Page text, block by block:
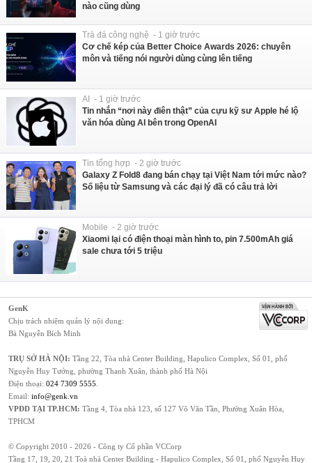
nào cũng dùng
Trà đá công nghệ - 1 giờ trước
Cơ chế kép của Better Choice Awards 2026: chuyên
môn và tiếng nói người dùng cùng lên tiếng
AI - 1 giờ trước
Tin nhắn “nơi này điên thật” của cựu kỹ sư Apple hé lộ
văn hóa dùng AI bên trong OpenAI
Tin tổng hợp - 2 giờ trước
Galaxy Z Fold8 đang bán chạy tại Việt Nam tới mức nào?
Số liệu từ Samsung và các đại lý đã có câu trả lời
Mobile - 2 giờ trước
Xiaomi lại có điện thoại màn hình to, pin 7.500mAh giá
sale chưa tới 5 triệu
GenK
Chịu trách nhiệm quản lý nội dung:
Bà Nguyễn Bích Minh
TRỤ SỞ HÀ NỘI: Tầng 22, Tòa nhà Center Building, Hapulico Complex, Số 01, phố
Nguyễn Huy Tưởng, phường Thanh Xuân, thành phố Hà Nội
Điện thoại: 024 7309 5555
Email: info@genk.vn
VPĐD TẠI TP.HCM: Tầng 4, Tòa nhà 123, số 127 Võ Văn Tần, Phường Xuân Hòa,
TPHCM
© Copyright 2010 - 2026 - Công ty Cổ phần VCCorp
Tầng 17, 19, 20, 21 Toà nhà Center Building - Hapulico Complex, Số 01, phố Nguyễn Huy